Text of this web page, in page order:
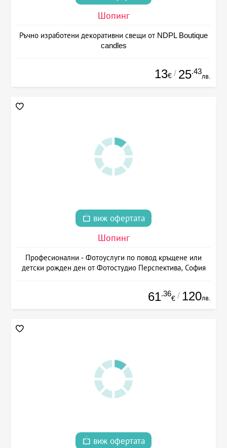
Шопинг
Ръчно изработени декоративни свещи от NDPL Boutique
candles
13€ / 25.43
лв.
виж офертата
Шопинг
Професионални - Фотоуслуги по повод кръщене или
детски рожден ден от Фотостудио Перспектива, София
61.36
€ / 120лв.
виж офертата